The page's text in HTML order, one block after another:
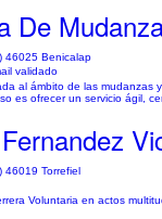
De
46025 Benicalap
validado
al ámbito de las
es ofrecer un servicio ágil,
46019 Torrefiel
Voluntaria en actos